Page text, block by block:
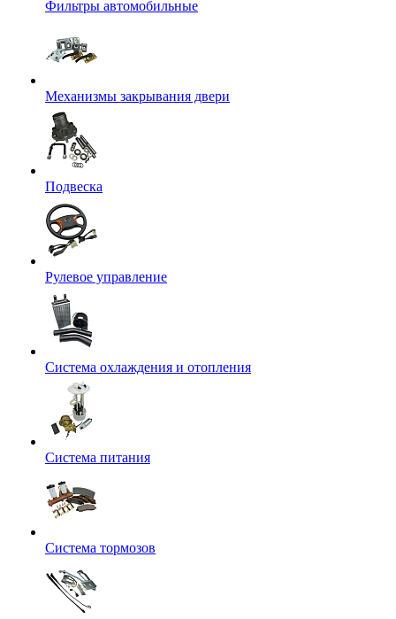
Фильтры автомобильные
Механизмы закрывания двери
Подвеска
Рулевое управление
Система охлаждения и отопления
Система питания
Система тормозов